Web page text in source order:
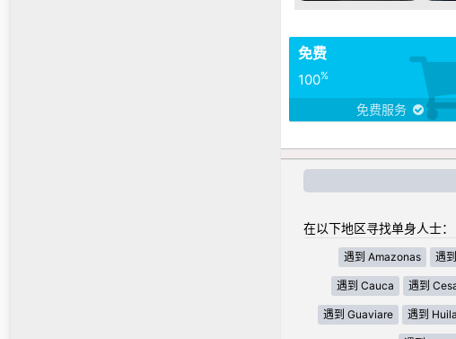
免费
100%
免费服务
在以下地区寻找单身人士
遇到 Amazonas 遇
遇到 Cauca 遇到
遇到 Guaviare 遇到 Huila